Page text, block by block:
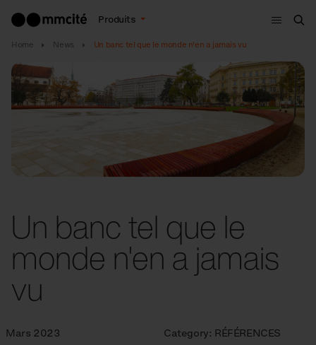
Produits
Menu
Home News Un banc tel que le monde n'en a jamais vu
Un banc tel que le
monde n'en a jamais
vu
Mars 2023 Category: RÉFÉRENCES